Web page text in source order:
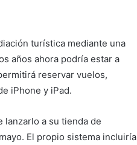
turística mediante una
años ahora podría estar a
reservar vuelos,
iPhone y iPad.
lanzarlo a su tienda de
El propio sistema incluiría